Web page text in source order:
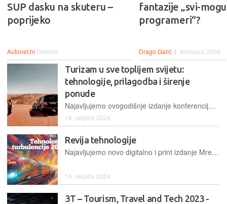
SUP dasku na skuteru –
poprijeko
Autonet.hrčetvrtak
fantazije „svi-
programeri“?
Drago Galić4. kolovoza 2026.
Turizam u sve toplijem svijetu:
tehnologije, prilagodba i širenje
ponude
Najavljujemo ovogodišnje izdanje konferencije koja spaja dva najvažnija domaća gospodarska sektora, tehnologiju i turizam. 3T – Tourism, Travel and Tech održava se 20. ožujka u Zagrebu i online
16. veljače 2024.
Revija tehnologije
Najavljujemo novo digitalno i print izdanje Mreže...
16. veljače 2024.
3T – Tourism, Travel and Tech 2023 -